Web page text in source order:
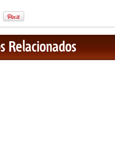
Relacionados